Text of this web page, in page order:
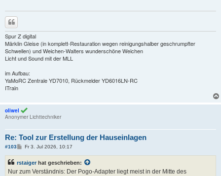
Spur Z digital
Märklin Gleise (in komplett-Restauration wegen reinigungshalber geschrumpfter
Schwellen) und Weichen-Walters wunderschöne Weichen
Licht und Sound mit der MLL
im Aufbau:
YaMoRC Zentrale YD7010, Rückmelder YD6016LN-RC
ITrain
oliwel
Anonymer Lichttechniker
Re: Tool zur Erstellung der Hauseinlagen
#103
B
t
r
Fr 3. Jul 2026, 10:17
rstaiger hat geschrieben:
Nur zum Verständnis: Der Pogo-Adapter liegt meist in der Mitte des